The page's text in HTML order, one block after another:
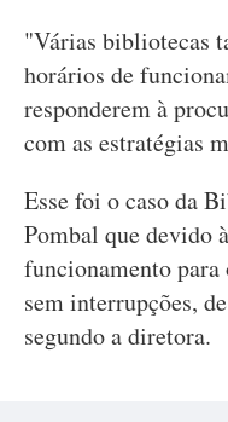
"Várias bibliotecas
horários de
responderem à
com as estratégias
Esse foi o caso da
Pombal que devido
funcionamento para
sem interrupções,
segundo a diretora.